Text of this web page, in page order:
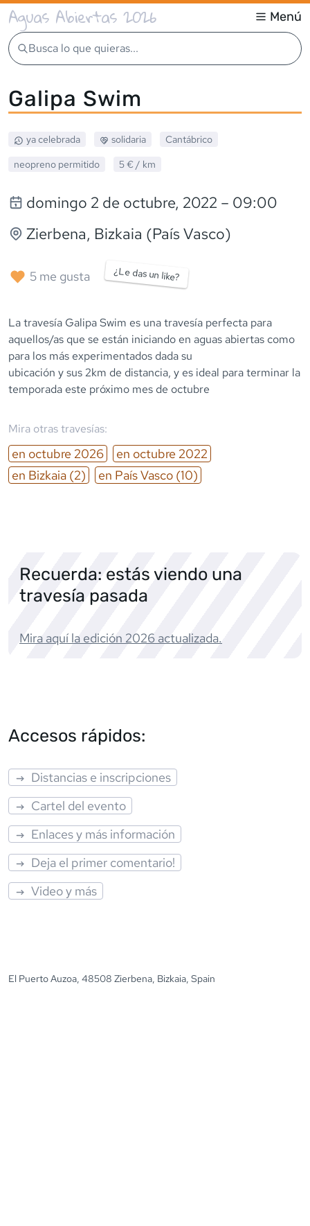
Aguas Abiertas 2026 Menú
Busca lo que quieras...
Galipa Swim
ya celebrada solidaria
Cantábrico
neopreno permitido 5 € / km
domingo 2 de octubre, 2022 – 09:00
Zierbena, Bizkaia (País Vasco)
5 me gusta ¿Le das un like?
La travesía Galipa Swim es una travesía perfecta para
aquellos/as que se están iniciando en aguas abiertas como
para los más experimentados dada su
ubicación y sus 2km de distancia, y es ideal para terminar la
temporada este próximo mes de octubre
Mira otras travesías:
en octubre 2026 en octubre 2022
en Bizkaia (2) en País Vasco (10)
Recuerda: estás viendo una
travesía pasada
Mira aquí la edición 2026 actualizada.
Accesos rápidos:
Distancias e inscripciones
Cartel del evento
Enlaces y más información
Deja el primer comentario!
Video y más
El Puerto Auzoa, 48508 Zierbena, Bizkaia, Spain